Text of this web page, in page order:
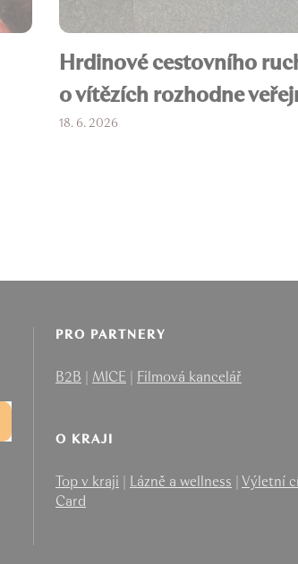
Hrdinové cestovního
o vítězích rozhodne
18. 6. 2026
PRO PARTNERY
B2B | MICE | Filmová kancelář
O KRAJI
Top v kraji | Lázně a wellness | Výletní
Card